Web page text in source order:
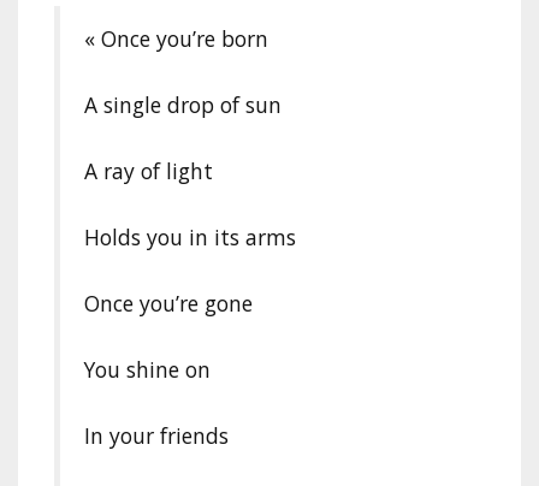
« Once you’re born
A single drop of sun
A ray of light
Holds you in its arms
Once you’re gone
You shine on
In your friends